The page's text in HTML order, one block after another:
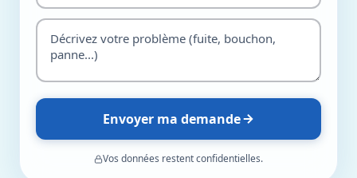
Envoyer ma demande
Vos données restent confidentielles.